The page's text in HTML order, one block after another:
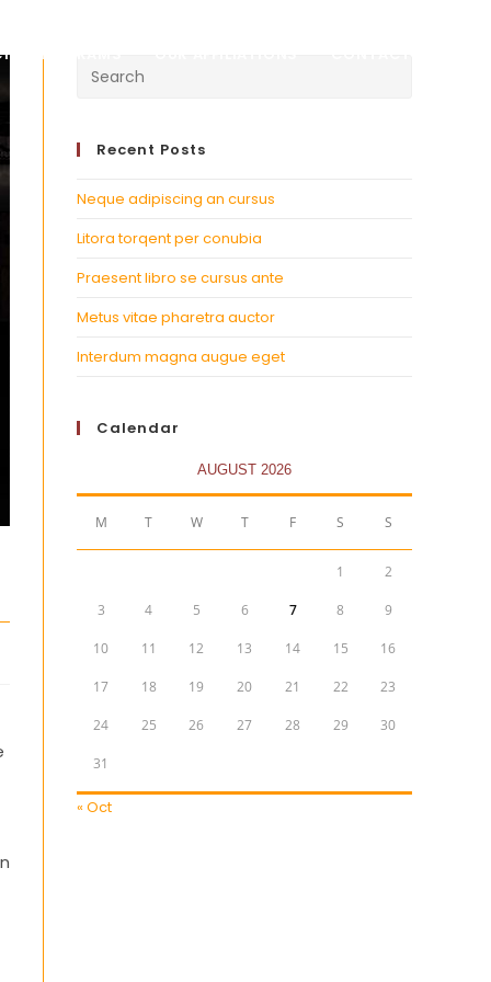
PROGRAMS
Recent Posts
Neque adipiscing an cursus
Litora torqent per conubia
Praesent libro se cursus ante
Metus vitae pharetra auctor
Interdum magna augue eget
Calendar
AUGUST 2026
M T W T F S S
1 2
3 4 5 6 7 8 9
10 11 12 13 14 15 16
17 18 19 20 21 22 23
24 25 26 27 28 29 30
31
« Oct